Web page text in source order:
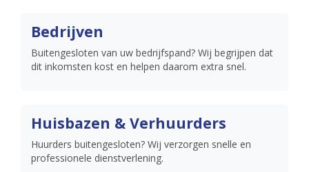
Bedrijven
Buitengesloten van uw bedrijfspand? Wij begrijpen dat
dit inkomsten kost en helpen daarom extra snel.
Huisbazen & Verhuurders
Huurders buitengesloten? Wij verzorgen snelle en
professionele dienstverlening.